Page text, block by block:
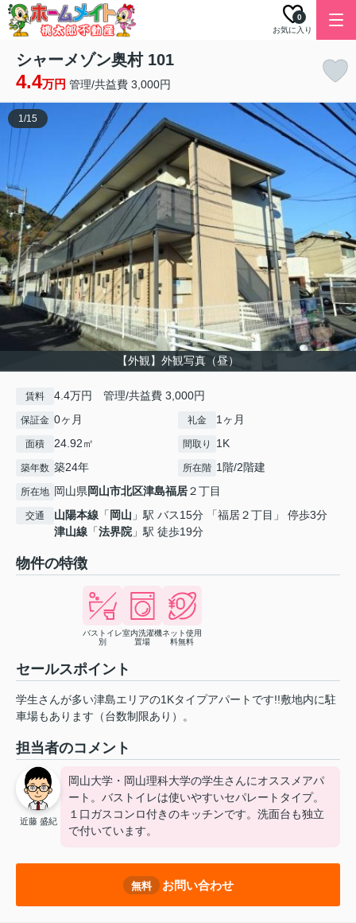
お気に入り
0
シャーメゾン奥村 101
4.4万円 管理/共益費 3,000円
【外観】外観写真（昼）
1/15
賃料 4.4万円 管理/共益費 3,000円
保証金 0ヶ月 礼金 1ヶ月
面積 24.92㎡ 間取り 1K
築年数 築24年 所在階 1階/2階建
所在地 岡山県岡山市北区津島福居２丁目
交通 山陽本線 「 岡山 」駅 バス15分 「福居２丁目」 停歩3分
津山線 「法界院 」駅 徒歩19分
物件の特徴
バストイレ
別
室内洗濯機
置場
ネット使用
料無料
セールスポイント
学生さんが多い津島エリアの1Kタイプアパートです!!敷地内に駐
車場もあります（台数制限あり）。
担当者のコメント
近藤 盛紀
岡山大学・岡山理科大学の学生さんにオススメアパ
ート。バストイレは使いやすいセパレートタイプ。
１口ガスコンロ付きのキッチンです。洗面台も独立
で付いています。
無料 お問い合わせ